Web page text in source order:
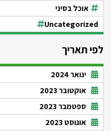
אוכל בסיני
Uncategorized
לפי תאריך
ינואר 2024
אוקטובר 2023
ספטמבר 2023
אוגוסט 2023